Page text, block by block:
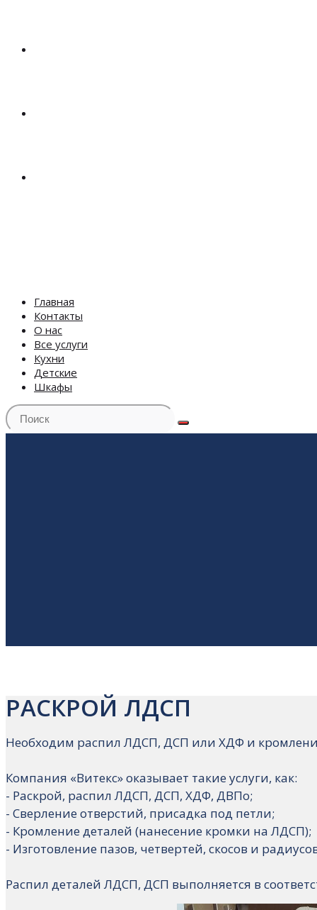
Главная
Контакты
О нас
Все услуги
Кухни
Детские
Шкафы
РАСКРОЙ ЛДСП
Необходим распил ЛДСП, ДСП или ХДФ и
Компания «Витекс» оказывает такие услуги, как:
- Раскрой, распил ЛДСП, ДСП, ХДФ, ДВПо;
- Сверление отверстий, присадка под петли;
- Кромление деталей (нанесение кромки на ЛДСП);
- Изготовление пазов, четвертей, скосов и
Распил деталей ЛДСП, ДСП выполняется в